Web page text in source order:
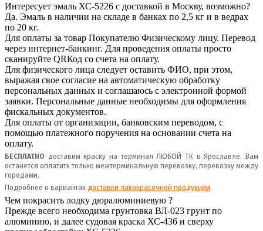
Интересует эмаль ХС-5226 с доставкой в Москву, возможно?
Да. Эмаль в наличии на складе в банках по 2,5 кг и в ведрах
по 20 кг.
Для оплаты за товар Покупателю Физическому лицу. Перевод
через интернет-банкинг. Для проведения оплаты просто
сканируйте QRКод со счета на оплату.
Для физического лица следует оставить ФИО, при этом,
выражая свое согласие на автоматическую обработку
персональных данных и соглашаюсь с электронной формой
заявки. Персональные данные необходимы для оформления
фискальных документов.
Для оплаты от организации, банковским переводом, с
помощью платежного поручения на основании счета на
оплату.
БЕСПЛАТНО доставим краску на терминал ЛЮБОЙ ТК в Ярославле. Вам
останется оплатить только межтерминальную перевозку, перевозку между
городами.
Подробнее о вариантах доставки лакокрасочной продукции.
Чем покрасить лодку дюралюминиевую ?
Прежде всего необходима грунтовка ВЛ-023 грунт по
алюминию, и далее судовая краска ХС-436 и сверху